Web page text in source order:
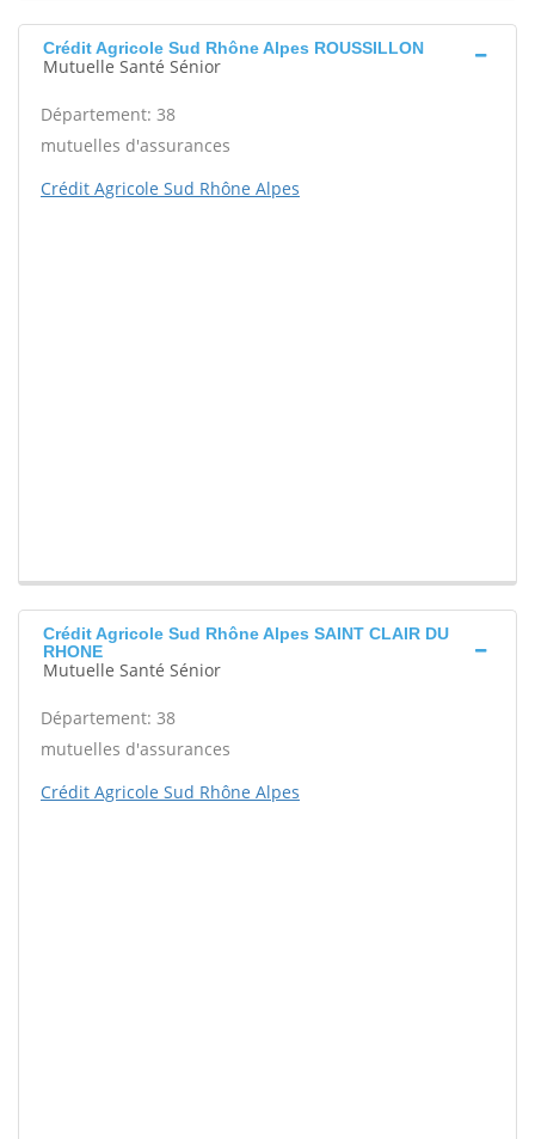
Crédit Agricole Sud Rhône Alpes ROUSSILLON
Mutuelle Santé Sénior
Département: 38
mutuelles d'assurances
Crédit Agricole Sud Rhône Alpes
Crédit Agricole Sud Rhône Alpes SAINT CLAIR DU
RHONE
Mutuelle Santé Sénior
Département: 38
mutuelles d'assurances
Crédit Agricole Sud Rhône Alpes